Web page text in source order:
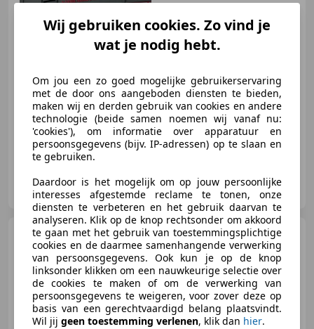
€ 7.499
03/2004 197.037 km Benzine 150 kW (204 PK)
Autocentrum Beilen
NL-9411 VR BEILEN
Lexus RX 300V6 (Nieuwe
riem+waterpomp+beurt) 1e
eigenaar NAP
€ 7.950
Wij gebruiken cookies. Zo vind je
wat je nodig hebt.
Om jou een zo goed mogelijke gebruikerservaring
met de door ons aangeboden diensten te bieden,
maken wij en derden gebruik van cookies en andere
technologie (beide samen noemen wij vanaf nu:
'cookies'), om informatie over apparatuur en
persoonsgegevens (bijv. IP-adressen) op te slaan en
te gebruiken.
Daardoor is het mogelijk om op jouw persoonlijke
interesses afgestemde reclame te tonen, onze
diensten te verbeteren en het gebruik daarvan te
analyseren. Klik op de knop rechtsonder om akkoord
te gaan met het gebruik van toestemmingsplichtige
cookies en de daarmee samenhangende verwerking
van persoonsgegevens. Ook kun je op de knop
linksonder klikken om een nauwkeurige selectie over
de cookies te maken of om de verwerking van
persoonsgegevens te weigeren, voor zover deze op
basis van een gerechtvaardigd belang plaatsvindt.
Wil jij geen toestemming verlenen, klik dan hier.